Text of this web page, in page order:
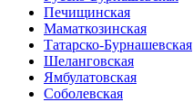
Печищинская
Маматкозинская
Татарско-Бурнашевская
Шеланговская
Ямбулатовская
Соболевская